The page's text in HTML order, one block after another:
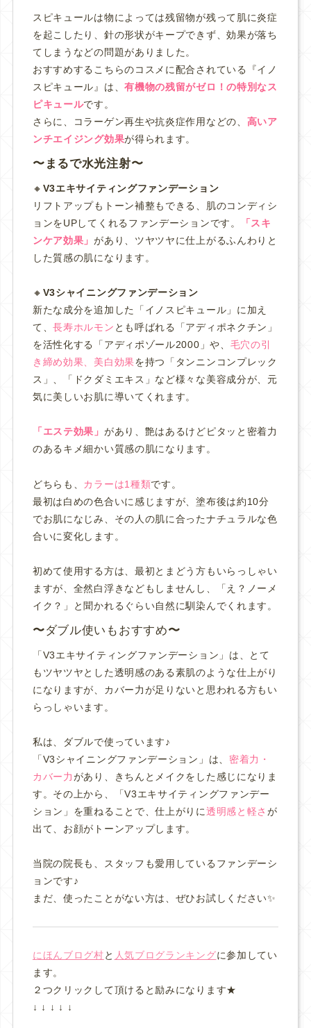
スピキュールは物によっては残留物が残って肌に炎症
を起こしたり、針の形状がキープできず、効果が落ち
てしまうなどの問題がありました。
おすすめするこちらのコスメに配合されている『イノ
スピキュール』は、有機物の残留がゼロ！の特別なス
ピキュールです。
さらに、コラーゲン再生や抗炎症作用などの、 高いア
ンチエイジング効果が得られます。
まるで水光注射
🔸 V3エキサイティングファンデーション
リフトアップもトーン補整もできる、肌のコンディシ
ョンをUPしてくれるファンデーションです。
「スキ
ンケア効果」があり、ツヤツヤに仕上がるふんわりと
した質感の肌になります。
🔸 V3シャイニングファンデーション
新たな成分を追加した「イノスピキュール」に加え
て、長寿ホルモン とも呼ばれる「アディポネクチン」
を活性化する
「アディポゾール2000」や、 毛穴の引
き締め効果、美白効果を持つ「タンニンコンプレック
ス」、「ドクダミエキス」など様々な美容成分が、元
気に美しいお肌に導いてくれます。
「エステ効果」 があり、 艶はあるけどピタッと密着力
のあるキメ細かい質感の肌になります。
どちらも、 カラーは1種類です。
最初は白めの色合いに感じますが、塗布後は約10分
でお肌になじみ、その人の肌に合ったナチュラルな色
合いに変化します。
初めて使用する方は、最初とまどう方もいらっしゃい
ますが、全然白浮きなどもしませんし、「え？ノーメ
イク？」と聞かれるぐらい自然に馴染んでくれます。
ダブル使いもおすすめ
「V3エキサイティングファンデーション」は、とて
もツヤツヤとした透明感のある素肌のような仕上がり
になりますが、カバー力が足りないと思われる方もい
らっしゃいます。
私は、ダブルで使っています♪
「V3シャイニングファンデーション」は、 密着力・
カバー力があり、きちんとメイクをした感じになりま
す。その上から、「V3エキサイティングファンデー
ション」を重ねることで、仕上がりに透明感と軽さが
出て、お顔がトーンアップします。
当院の院長も、スタッフも愛用しているファンデーシ
ョンです♪
まだ、使ったことがない方は、ぜひお試しください✨
にほんブログ村と 人気ブログランキングに参加してい
ます。
２つクリックして頂けると励みになります★
↓ ↓ ↓ ↓ ↓